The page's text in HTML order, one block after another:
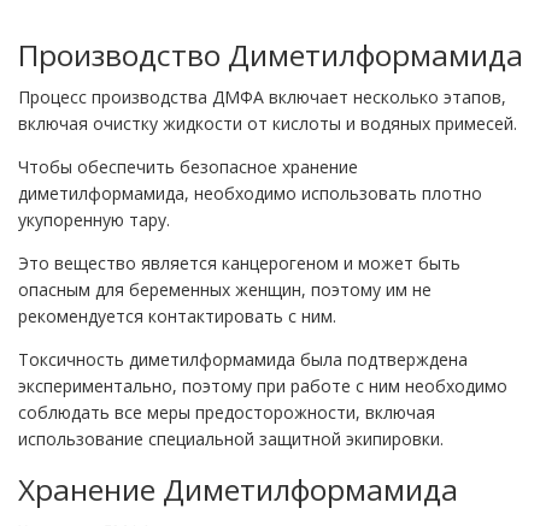
Производство Диметилформамида
Процесс производства ДМФА включает несколько этапов,
включая очистку жидкости от кислоты и водяных примесей.
Чтобы обеспечить безопасное хранение
диметилформамида, необходимо использовать плотно
укупоренную тару.
Это вещество является канцерогеном и может быть
опасным для беременных женщин, поэтому им не
рекомендуется контактировать с ним.
Токсичность диметилформамида была подтверждена
экспериментально, поэтому при работе с ним необходимо
соблюдать все меры предосторожности, включая
использование специальной защитной экипировки.
Хранение Диметилформамида